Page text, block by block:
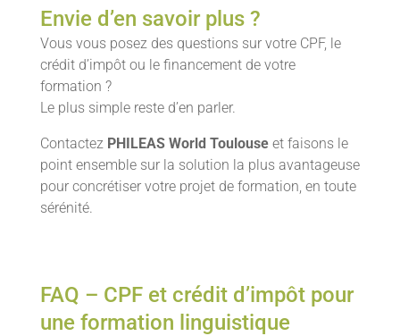
Envie d’en savoir plus ?
Vous vous posez des questions sur votre CPF, le
crédit d’impôt ou le financement de votre
formation ?
Le plus simple reste d’en parler.
Contactez PHILEAS World Toulouseet faisons le
point ensemble sur la solution la plus avantageuse
pour concrétiser votre projet de formation, en toute
sérénité.
FAQ – CPF et crédit d’impôt pour
une formation linguistique